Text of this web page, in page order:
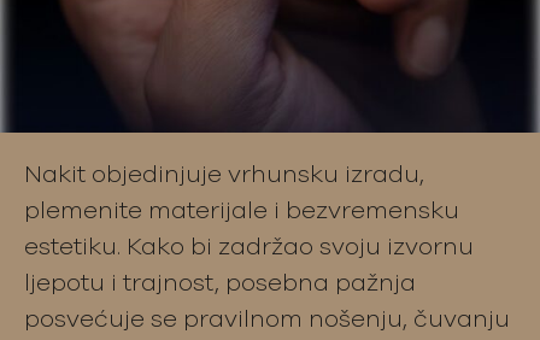
Nakit objedinjuje vrhunsku izradu,
plemenite materijale i bezvremensku
estetiku. Kako bi zadržao svoju izvornu
ljepotu i trajnost, posebna pažnja
posvećuje se pravilnom nošenju, čuvanju